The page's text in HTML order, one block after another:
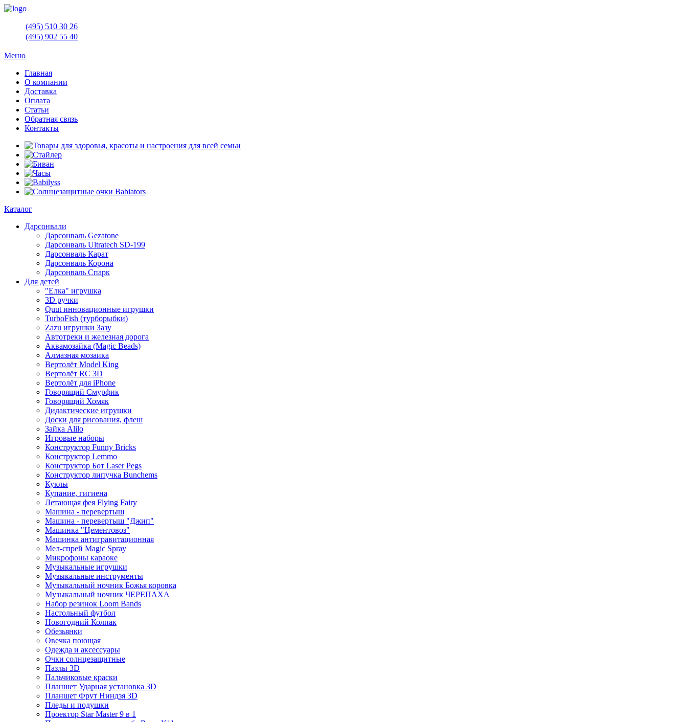
(495) 510 30 26
(495) 902 55 40
Меню
Главная
О компании
Доставка
Оплата
Статьи
Обратная связь
Контакты
Каталог
Дарсонвали
Дарсонваль Gezatone
Дарсонваль Ultratech SD-199
Дарсонваль Карат
Дарсонваль Корона
Дарсонваль Спарк
Для детей
"Елка" игрушка
3D ручки
Quut инновационные игрушки
TurboFish (турборыбки)
Zazu игрушки Зазу
Автотреки и железная дорога
Аквамозайка (Magic Beads)
Алмазная мозаика
Вертолёт Model King
Вертолёт RC 3D
Вертолёт для iPhone
Говорящий Смурфик
Говорящий Хомяк
Дидактические игрушки
Доски для рисования, флеш
Зайка Alilo
Игровые наборы
Конструктор Funny Bricks
Конструктор Lemmo
Конструктор Бот Laser Pegs
Конструктор липучка Bunchems
Куклы
Купание, гигиена
Летающая фея Flying Fairy
Машина - перевертыш
Машина - перевертыш "Джип"
Машинка "Цементовоз"
Машинка антигравитационная
Мел-спрей Magic Spray
Микрофоны караоке
Музыкальные игрушки
Музыкальные инструменты
Музыкальный ночник Божья коровка
Музыкальный ночник ЧЕРЕПАХА
Набор резинок Loom Bands
Настольный футбол
Новогодний Колпак
Обезьянки
Овечка поющая
Одежда и аксессуары
Очки солнцезащитные
Пазлы 3D
Пальчиковые краски
Планшет Ударная установка 3D
Планшет Фрут Ниндзя 3D
Пледы и подушки
Проектор Star Master 9 в 1